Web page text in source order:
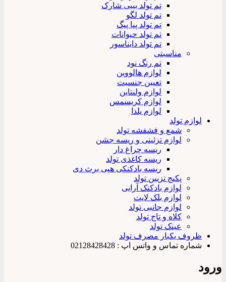
تم تولد بیبی شارک
تم تولد لگو
تم تولد پپا پیگ
تم تولد حیوانات
تم تولد دایناسور
مناسبتی
تم رنگ نود
لوازم هالووین
تعیین جنسیت
لوازم ولنتاین
لوازم کریسمس
لوازم یلدا
لوازم تولد
شمع و فشفشه تولد
لوازم تزئینی و ریسه جشن
ریسه چراغ دار
ریسه کاغذی تولد
ریسه بادکنکی هپی برث دی
پکیج تزیین تولد
لوازم بادکنک آرایی
لوازم بلک لایت
لوازم جانبی تولد
کلاه و تاج تولد
عینک تولد
ظروف یکبار مصرف تولد
شماره تماس و واتس اپ : 02128428428
ورود